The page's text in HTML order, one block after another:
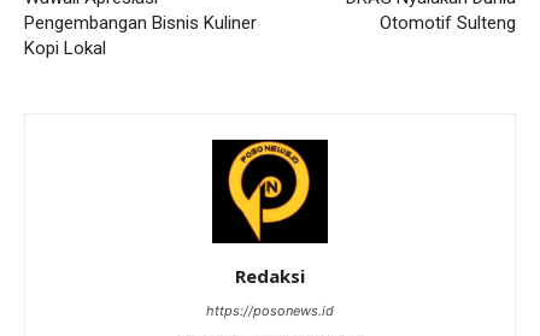
Pengembangan Bisnis Kuliner
Kopi Lokal
Otomotif Sulteng
Redaksi
https://posonews.id